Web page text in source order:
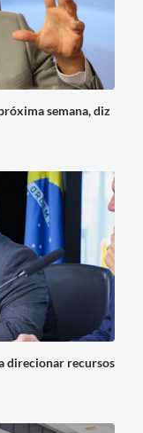
semana, diz
direcionar recursos